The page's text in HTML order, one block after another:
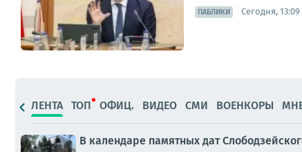
ПАБЛИКИ Сегодня, 13:09
ЛЕНТА ТОП ОФИЦ. ВИДЕО СМИ ВОЕНКОРЫ
В календаре памятных дат